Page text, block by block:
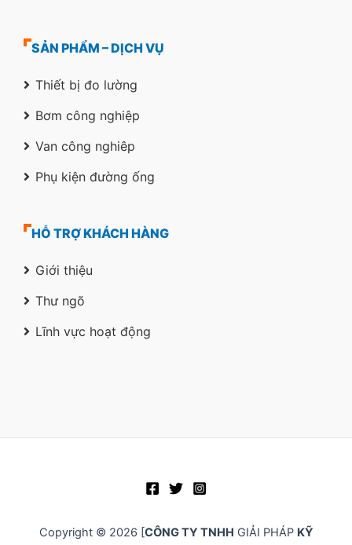
SẢN PHẨM – DỊCH VỤ
Thiết bị đo lường
Bơm công nghiệp
Van công nghiêp
Phụ kiện đường ống
HỖ TRỢ KHÁCH HÀNG
Giới thiệu
Thư ngõ
Lĩnh vực hoạt động
Copyright © 2026 [CÔNG TY TNHH GIẢI PHÁP KỸ